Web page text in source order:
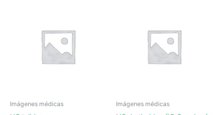
Imágenes médicas Imágenes médicas